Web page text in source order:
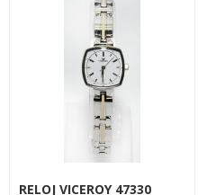
RELOJ VICEROY 47330